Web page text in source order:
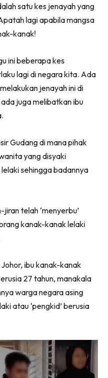
(Twitter)
satu kes jenayah yang
lagi apabila mangsa
kanak!
ini beberapa kes
lagi di negara kita. Ada
jenayah ini di
juga melibatkan ibu
Gudang di mana pihak
yang disyaki
sehingga badannya
telah ‘menyerbu’
kanak-kanak lelaki
ibu kanak-kanak
27 tahun, manakala
warga negara asing
atau ‘pengkid’ berusia